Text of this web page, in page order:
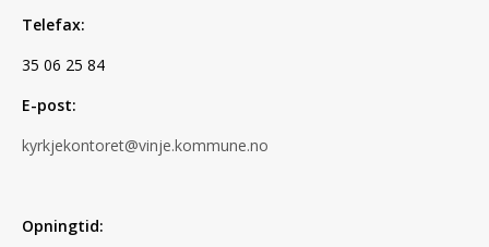
Telefax:
35 06 25 84
E-post:
kyrkjekontoret@vinje.kommune.no
Opningtid: